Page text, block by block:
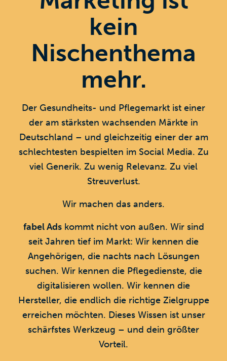
kein
Nischenthema
mehr.
Der Gesundheits- und Pflegemarkt ist einer
der am stärksten wachsenden Märkte in
Deutschland – und gleichzeitig einer der am
schlechtesten bespielten im Social Media. Zu
viel Generik. Zu wenig Relevanz. Zu viel
Streuverlust.
Wir machen das anders.
fabel Adskommt nicht von außen. Wir sind
seit Jahren tief im Markt: Wir kennen die
Angehörigen, die nachts nach Lösungen
suchen. Wir kennen die Pflegedienste, die
digitalisieren wollen. Wir kennen die
Hersteller, die endlich die richtige Zielgruppe
erreichen möchten. Dieses Wissen ist unser
schärfstes Werkzeug – und dein größter
Vorteil.